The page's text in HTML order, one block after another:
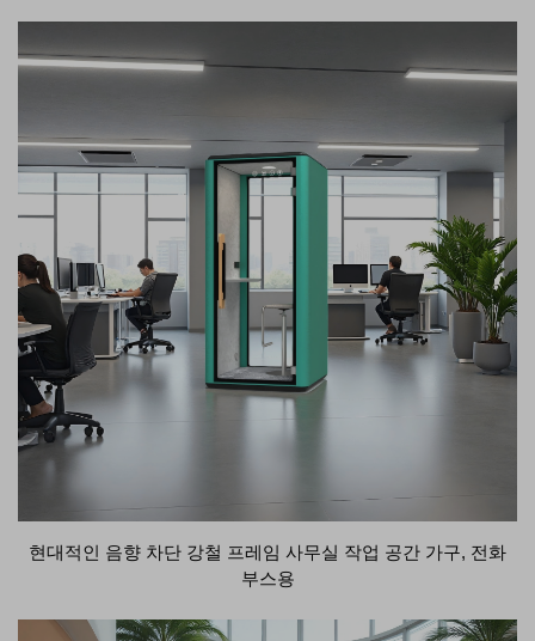
현대적인 음향 차단 강철 프레임 사무실 작업 공간 가구, 전화
부스용